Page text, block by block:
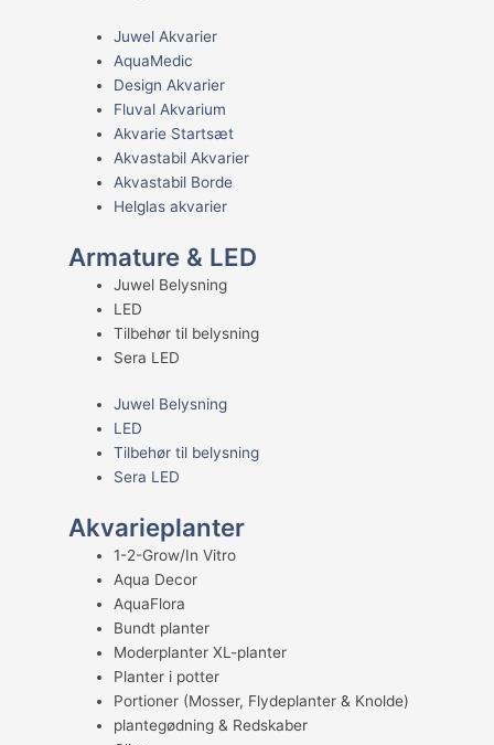
Juwel Akvarier
AquaMedic
Design Akvarier
Fluval Akvarium
Akvarie Startsæt
Akvastabil Akvarier
Akvastabil Borde
Helglas akvarier
Armature & LED
Juwel Belysning
LED
Tilbehør til belysning
Sera LED
Juwel Belysning
LED
Tilbehør til belysning
Sera LED
Akvarieplanter
1-2-Grow/In Vitro
Aqua Decor
AquaFlora
Bundt planter
Moderplanter XL-planter
Planter i potter
Portioner (Mosser, Flydeplanter & Knolde)
plantegødning & Redskaber